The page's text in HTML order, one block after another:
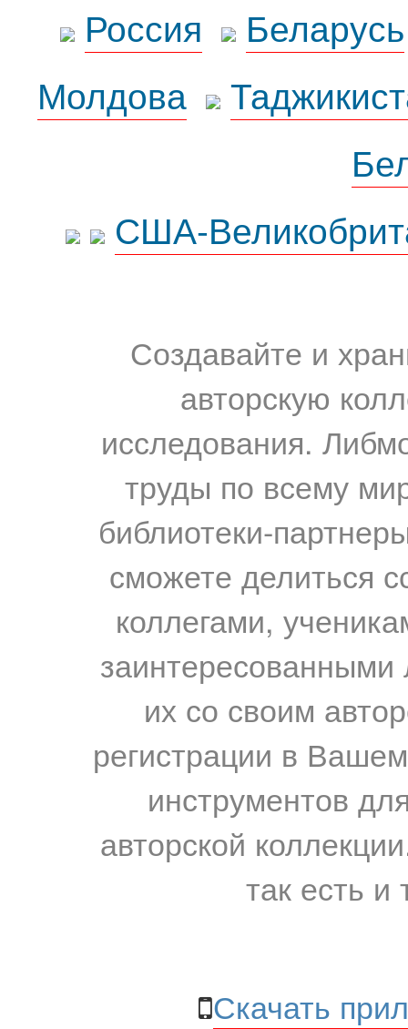
Россия
Беларусь
Молдова
США-
Создавайте и
авторскую
исследования.
труды по всему
библиотеки-
сможете делиться
коллегами,
их со своим
регистрации в
инструментов
авторской
так есть и
Скачать